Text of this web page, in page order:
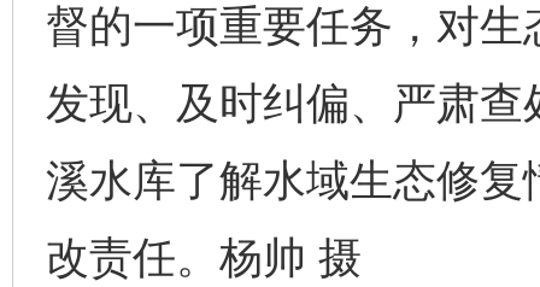
督的一项重要任务，对
发现、及时纠偏、严肃
溪水库了解水域生态修
改责任。杨帅 摄